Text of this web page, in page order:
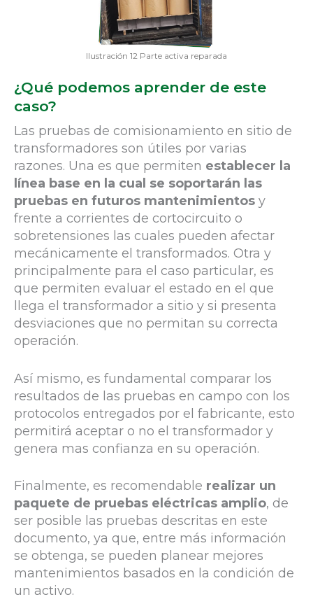
Ilustración 12 Parte activa reparada
¿Qué podemos aprender de este
caso?
Las pruebas de comisionamiento en sitio de
transformadores son útiles por varias
razones. Una es que permiten establecer la
línea base en la cual se soportarán las
pruebas en futuros mantenimientos y
frente a corrientes de cortocircuito o
sobretensiones las cuales pueden afectar
mecánicamente el transformados. Otra y
principalmente para el caso particular, es
que permiten evaluar el estado en el que
llega el transformador a sitio y si presenta
desviaciones que no permitan su correcta
operación.
Así mismo, es fundamental comparar los
resultados de las pruebas en campo con los
protocolos entregados por el fabricante, esto
permitirá aceptar o no el transformador y
genera mas confianza en su operación.
Finalmente, es recomendable realizar un
paquete de pruebas eléctricas amplio, de
ser posible las pruebas descritas en este
documento, ya que, entre más información
se obtenga, se pueden planear mejores
mantenimientos basados en la condición de
un activo.